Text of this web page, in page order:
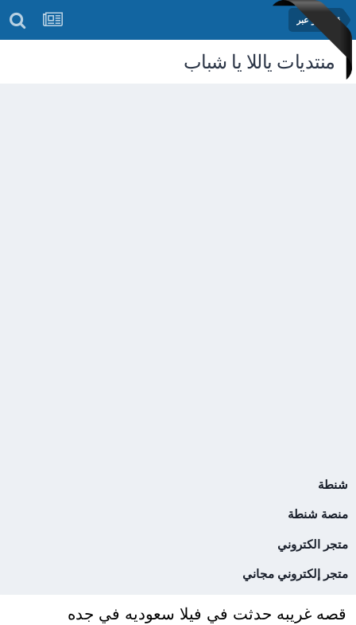
قصص و عبر
منتديات ياللا يا شباب
شنطة
منصة شنطة
متجر الكتروني
متجر إلكتروني مجاني
قصه غريبه حدثت في فيلا سعوديه في جده